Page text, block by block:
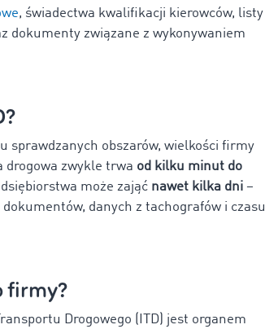
, świadectwa kwalifikacji kierowców, listy
dokumenty związane z wykonywaniem
sprawdzanych obszarów, wielkości firmy
zwykle trwa od kilku minut do
może zająć nawet kilka dni –
danych z tachografów i czasu
firmy?
Drogowego (ITD) jest organem